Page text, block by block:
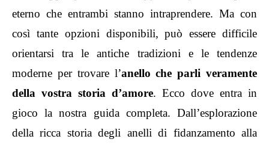
eterno che entrambi stanno intraprendere. Ma con
così tante opzioni disponibili, può essere difficile
orientarsi tra le antiche tradizioni e le tendenze
moderne per trovare l’anello che parli veramente
della vostra storia d’amore. Ecco dove entra in
gioco la nostra guida completa. Dall’esplorazione
della ricca storia degli anelli di fidanzamento alla